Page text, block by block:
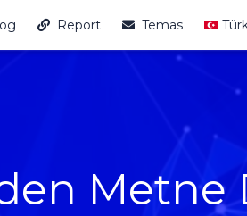
Report Temas
Metne